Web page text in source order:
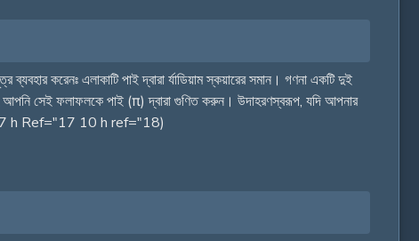
করেনঃ এলাকাটি পাই দ্বারা র্যাডিয়াম স্কয়ারের সমান। গণনা একটি দুই
আপনি সেই ফলাফলকে পাই (π) দ্বারা গুণিত করুন। উদাহরণস্বরূপ, যদি আপনার
(7 h Ref="17 10 h ref="18)